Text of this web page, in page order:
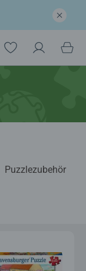
Puzzlezubehör